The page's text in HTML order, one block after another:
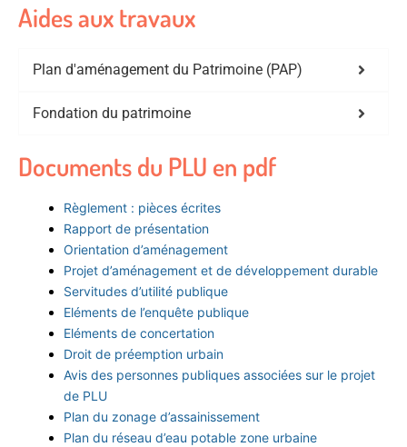
Aides aux travaux
Plan d'aménagement du Patrimoine (PAP)
Fondation du patrimoine
Documents du PLU en pdf
Règlement : pièces écrites
Rapport de présentation
Orientation d’aménagement
Projet d’aménagement et de développement durable
Servitudes d’utilité publique
Eléments de l’enquête publique
Eléments de concertation
Droit de préemption urbain
Avis des personnes publiques associées sur le projet
de PLU
Plan du zonage d’assainissement
Plan du réseau d’eau potable zone urbaine